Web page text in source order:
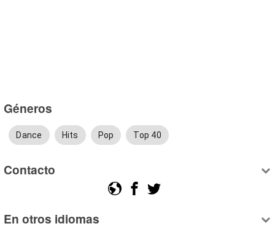
Géneros
Dance Hits Pop Top 40
Contacto
En otros idiomas